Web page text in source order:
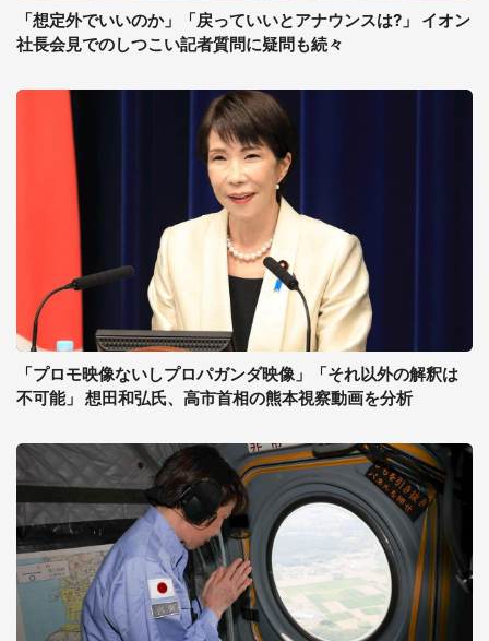
「想定外でいいのか」「戻っていいとアナウンスは?」 イオン
社長会見でのしつこい記者質問に疑問も続々
「プロモ映像ないしプロパガンダ映像」「それ以外の解釈は
不可能」 想田和弘氏、高市首相の熊本視察動画を分析